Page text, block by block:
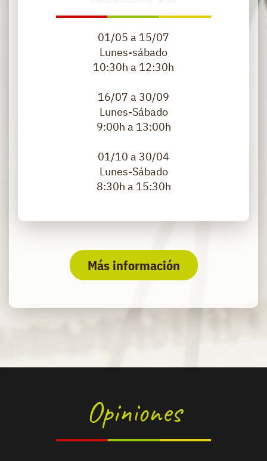
01/05 a 15/07
​Lunes-sábado
10:30h a 12:30h
16/07 a 30/09
Lunes-Sábado
9:00h a 13:00h
01/10 a 30/04
Lunes-Sábado
8:30h a 15:30h
Más información
Opiniones